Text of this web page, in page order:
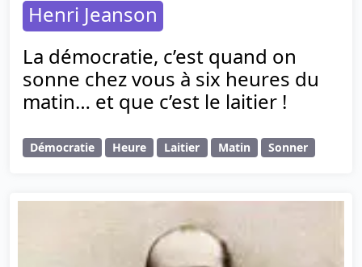
Henri Jeanson
La démocratie, c’est quand on
sonne chez vous à six heures du
matin… et que c’est le laitier !
Démocratie Heure Laitier Matin Sonner